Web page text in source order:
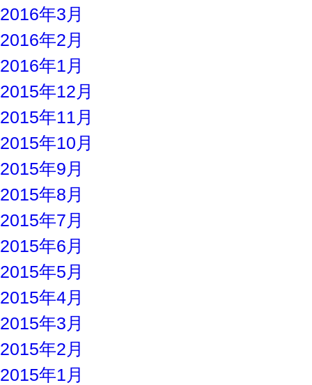
2016年3月
2016年2月
2016年1月
2015年12月
2015年11月
2015年10月
2015年9月
2015年8月
2015年7月
2015年6月
2015年5月
2015年4月
2015年3月
2015年2月
2015年1月